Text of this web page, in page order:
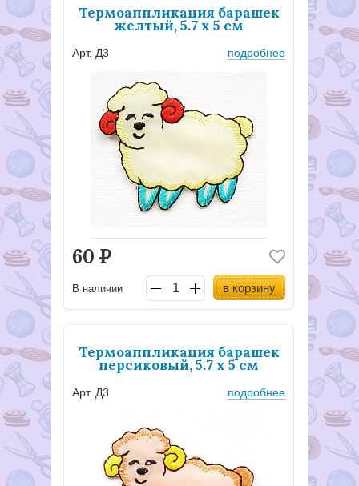
Термоаппликация барашек
желтый, 5.7 х 5 см
Арт. Д3 подробнее
60 Р
В наличии в корзину
Термоаппликация барашек
персиковый, 5.7 х 5 см
Арт. Д3 подробнее